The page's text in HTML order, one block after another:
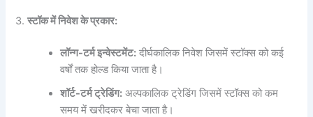
3.स्टॉक में निवेश के प्रकार:
लॉन्ग-टर्म इन्वेस्टमेंट: दीर्घकालिक निवेश जिसमें स्टॉक्स को कई
वर्षों तक होल्ड किया जाता है।
शॉर्ट-टर्म ट्रेडिंग: अल्पकालिक ट्रेडिंग जिसमें स्टॉक्स को कम
समय में खरीदकर बेचा जाता है।